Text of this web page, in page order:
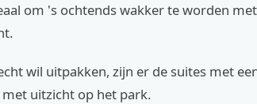
om 's ochtends wakker te worden
wil uitpakken, zijn er de suites met
met uitzicht op het park.